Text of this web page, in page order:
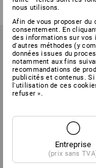
(TTC) à p. de 6 Pièces
nous utilisons.
Afin de vous proposer du
consentement. En
des informations sur vos
d'autres méthodes (y
données issues du
notamment aux fins
recommandations de
publicités et contenus. Si
l'utilisation de ces
refuser ».
Entreprise
(prix sans